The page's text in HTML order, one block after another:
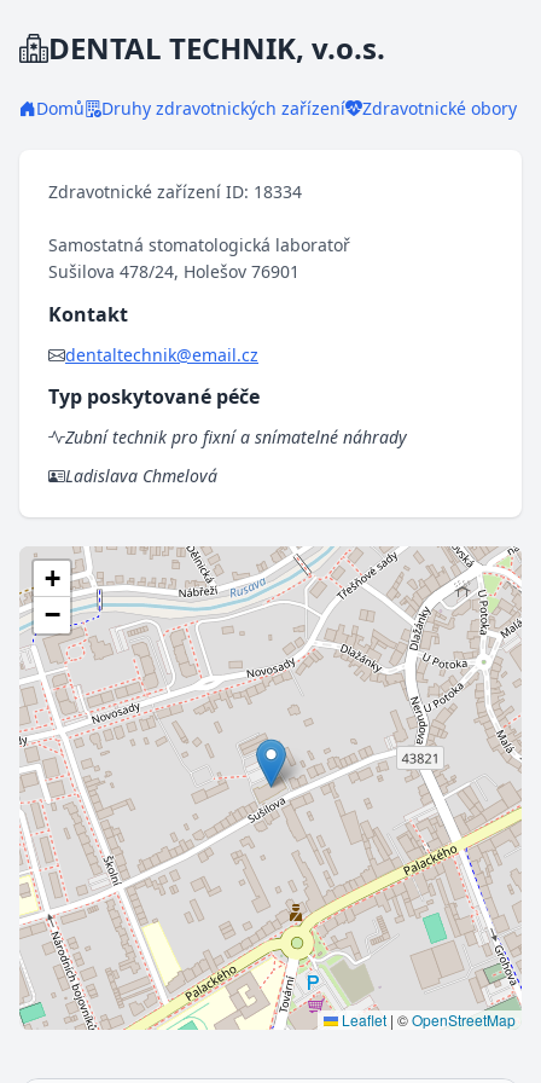
DENTAL TECHNIK, v.o.s.
Domů Druhy zdravotnických zařízení Zdravotnické obory
Zdravotnické zařízení ID: 18334
Samostatná stomatologická laboratoř
Sušilova 478/24, Holešov 76901
Kontakt
dentaltechnik@email.cz
Typ poskytované péče
Zubní technik pro fixní a snímatelné náhrady
Ladislava Chmelová
+
−
Leaflet | ©OpenStreetMap